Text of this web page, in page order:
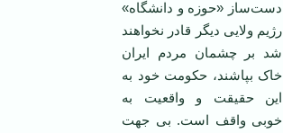
دست‌ساز «حوزه و دانشگاه»
رژیم ولایی دیگر قادر نخواهند
شد بر چشمان مردم ایران
خاک بپاشند، حکومت خود به
این حقیقت و واقعیت به
خوبی واقف است. بی جهت